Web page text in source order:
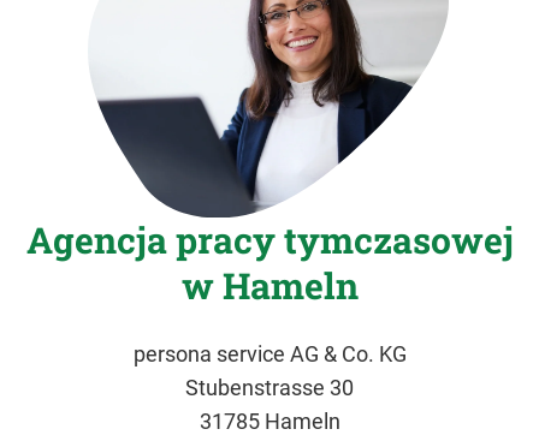
Agencja pracy tymczasowej
w Hameln
persona service AG & Co. KG
Stubenstrasse 30
31785 Hameln